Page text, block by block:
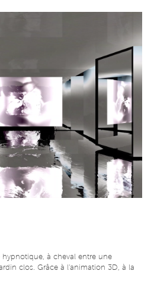
à cheval entre une
clos. Grâce à l'animation 3D, à la